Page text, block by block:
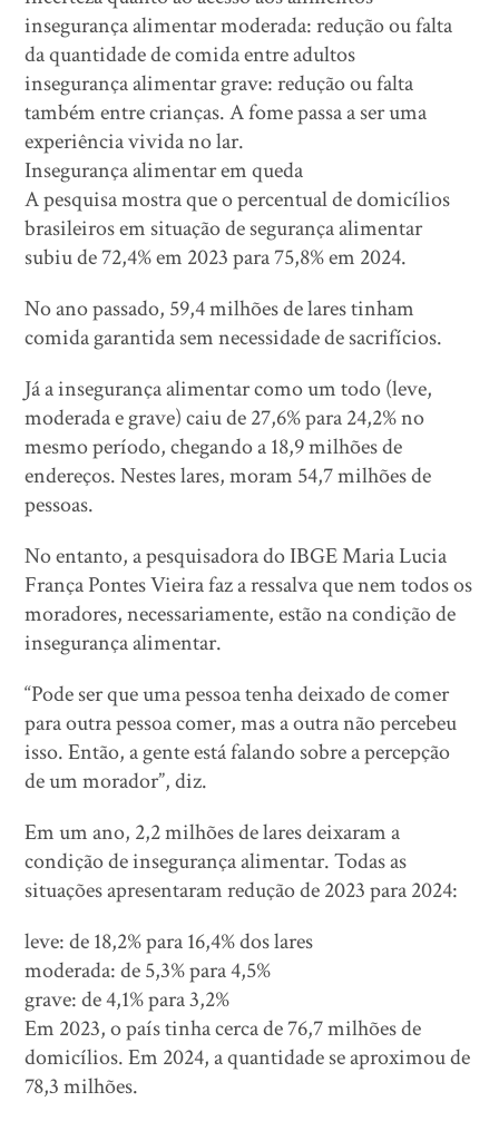
insegurança alimentar moderada: redução ou falta
da quantidade de comida entre adultos
insegurança alimentar grave: redução ou falta
também entre crianças. A fome passa a ser uma
experiência vivida no lar.
Insegurança alimentar em queda
A pesquisa mostra que o percentual de domicílios
brasileiros em situação de segurança alimentar
subiu de 72,4% em 2023 para 75,8% em 2024.
No ano passado, 59,4 milhões de lares tinham
comida garantida sem necessidade de sacrifícios.
Já a insegurança alimentar como um todo (leve,
moderada e grave) caiu de 27,6% para 24,2% no
mesmo período, chegando a 18,9 milhões de
endereços. Nestes lares, moram 54,7 milhões de
pessoas.
No entanto, a pesquisadora do IBGE Maria Lucia
França Pontes Vieira faz a ressalva que nem todos os
moradores, necessariamente, estão na condição de
insegurança alimentar.
“Pode ser que uma pessoa tenha deixado de comer
para outra pessoa comer, mas a outra não percebeu
isso. Então, a gente está falando sobre a percepção
de um morador”, diz.
Em um ano, 2,2 milhões de lares deixaram a
condição de insegurança alimentar. Todas as
situações apresentaram redução de 2023 para 2024:
leve: de 18,2% para 16,4% dos lares
moderada: de 5,3% para 4,5%
grave: de 4,1% para 3,2%
Em 2023, o país tinha cerca de 76,7 milhões de
domicílios. Em 2024, a quantidade se aproximou de
78,3 milhões.